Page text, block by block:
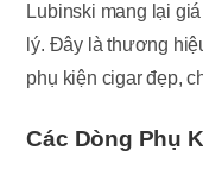
Lubinski mang lại
lý. Đây là thương
phụ kiện cigar đẹp,
Các Dòng Phụ